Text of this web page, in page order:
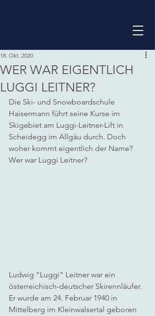
WER WAR EIGENTLICH
LUGGI LEITNER?
18. Okt. 2020
Die Ski- und Snowboardschule
Haisermann führt seine Kurse im
Skigebiet am Luggi-Leitner-Lift in
Scheidegg im Allgäu durch. Doch
woher kommt eigentlich der Name?
Wer war Luggi Leitner?
Ludwig "Luggi" Leitner war ein
österreichisch-deutscher Skirennläufer.
Er wurde am 24. Februar 1940 in
Mittelberg im Kleinwalsertal geboren